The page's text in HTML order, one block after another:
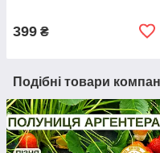
399 ₴
Подібні товари